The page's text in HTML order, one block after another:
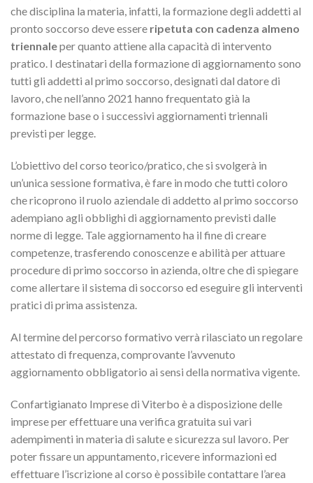
che disciplina la materia, infatti, la formazione degli addetti al
pronto soccorso deve essere ripetuta con cadenza almeno
triennaleper quanto attiene alla capacità di intervento
pratico. I destinatari della formazione di aggiornamento sono
tutti gli addetti al primo soccorso, designati dal datore di
lavoro, che nell’anno 2021 hanno frequentato già la
formazione base o i successivi aggiornamenti triennali
previsti per legge.
L’obiettivo del corso teorico/pratico, che si svolgerà in
un’unica sessione formativa, è fare in modo che tutti coloro
che ricoprono il ruolo aziendale di addetto al primo soccorso
adempiano agli obblighi di aggiornamento previsti dalle
norme di legge. Tale aggiornamento ha il fine di creare
competenze, trasferendo conoscenze e abilità per attuare
procedure di primo soccorso in azienda, oltre che di spiegare
come allertare il sistema di soccorso ed eseguire gli interventi
pratici di prima assistenza.
Al termine del percorso formativo verrà rilasciato un regolare
attestato di frequenza, comprovante l’avvenuto
aggiornamento obbligatorio ai sensi della normativa vigente.
Confartigianato Imprese di Viterbo è a disposizione delle
imprese per effettuare una verifica gratuita sui vari
adempimenti in materia di salute e sicurezza sul lavoro. Per
poter fissare un appuntamento, ricevere informazioni ed
effettuare l’iscrizione al corso è possibile contattare l’area